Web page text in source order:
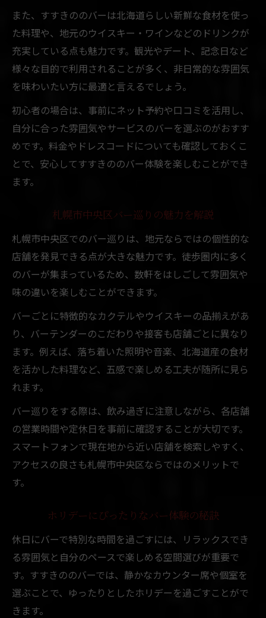
また、すすきののバーは北海道らしい新鮮な食材を使っ
た料理や、地元のウイスキー・ワインなどのドリンクが
充実している点も魅力です。観光やデート、記念日など
様々な目的で利用されることが多く、非日常的な雰囲気
を味わいたい方に最適と言えるでしょう。
初心者の場合は、事前にネット予約や口コミを活用し、
自分に合った雰囲気やサービスのバーを選ぶのがおすす
めです。料金やドレスコードについても確認しておくこ
とで、安心してすすきののバー体験を楽しむことができ
ます。
札幌市中央区バー巡りの魅力を解説
札幌市中央区でのバー巡りは、地元ならではの個性的な
店舗を発見できる点が大きな魅力です。徒歩圏内に多く
のバーが集まっているため、数軒をはしごして雰囲気や
味の違いを楽しむことができます。
バーごとに特徴的なカクテルやウイスキーの品揃えがあ
り、バーテンダーのこだわりや接客も店舗ごとに異なり
ます。例えば、落ち着いた照明や音楽、北海道産の食材
を活かした料理など、五感で楽しめる工夫が随所に見ら
れます。
バー巡りをする際は、飲み過ぎに注意しながら、各店舗
の営業時間や定休日を事前に確認することが大切です。
スマートフォンで現在地から近い店舗を検索しやすく、
アクセスの良さも札幌市中央区ならではのメリットで
す。
ホリデーにぴったりなバー体験の秘訣
休日にバーで特別な時間を過ごすには、リラックスでき
る雰囲気と自分のペースで楽しめる空間選びが重要で
す。すすきののバーでは、静かなカウンター席や個室を
選ぶことで、ゆったりとしたホリデーを過ごすことがで
きます。